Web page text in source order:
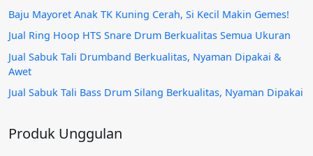
Baju Mayoret Anak TK Kuning Cerah, Si Kecil Makin Gemes!
Jual Ring Hoop HTS Snare Drum Berkualitas Semua Ukuran
Jual Sabuk Tali Drumband Berkualitas, Nyaman Dipakai &
Awet
Jual Sabuk Tali Bass Drum Silang Berkualitas, Nyaman Dipakai
Produk Unggulan